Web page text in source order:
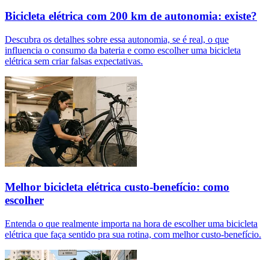
Bicicleta elétrica com 200 km de autonomia: existe?
Descubra os detalhes sobre essa autonomia, se é real, o que
influencia o consumo da bateria e como escolher uma bicicleta
elétrica sem criar falsas expectativas.
Melhor bicicleta elétrica custo-benefício: como
escolher
Entenda o que realmente importa na hora de escolher uma bicicleta
elétrica que faça sentido pra sua rotina, com melhor custo-benefício.